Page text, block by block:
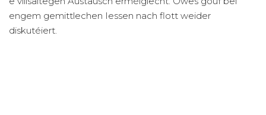
engem gemittlechen Iessen nach flott weider
diskutéiert.